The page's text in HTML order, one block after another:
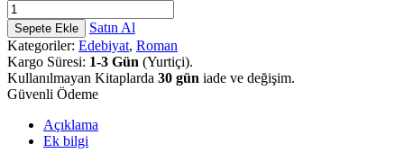
Sepete Ekle
Satın Al
Kategoriler: Edebiyat, Roman
Kargo Süresi: 1-3 Gün (Yurtiçi).
Kullanılmayan Kitaplarda 30 gün iade ve değişim.
Güvenli Ödeme
Açıklama
Ek bilgi